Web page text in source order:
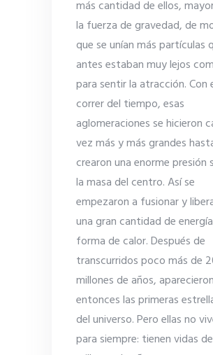
más cantidad de ellos,
la fuerza de gravedad, de
que se unían más partículas
antes estaban muy lejos
para sentir la atracción. Con
correr del tiempo, esas
aglomeraciones se hicieron
vez más y más grandes
crearon una enorme presión
la masa del centro. Así se
empezaron a fusionar y
una gran cantidad de
forma de calor. Después de
transcurridos poco más de
millones de años, aparecieron
entonces las primeras
del universo. Pero ellas no
para siempre: tienen vidas de